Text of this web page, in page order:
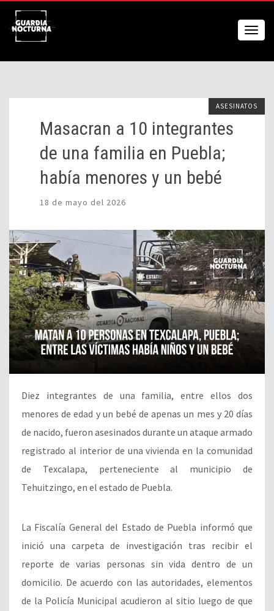
ASESINATOS
Masacran a 10 integrantes
de una familia en Puebla;
había menores y un bebé
18 de mayo del 2026
Diez integrantes de una familia, entre ellos dos
menores de edad y un bebé de apenas un mes y 20 días
de nacido, fueron asesinados durante un ataque armado
registrado al interior de una vivienda en la comunidad
de Texcalapa, perteneciente al municipio de
Tehuitzingo, en el estado de Puebla.
La Fiscalía General del Estado de Puebla informó que
inició una carpeta de investigación tras recibir el
reporte de varias personas sin vida dentro de un
domicilio. De acuerdo con las autoridades, elementos
de la Policía Municipal acudieron al sitio luego de que